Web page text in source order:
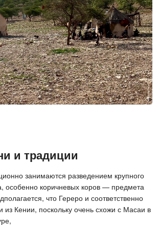
и традиции
занимаются разведением крупного
особенно коричневых коров — предмета
что Гереро и соответственно
из Кении, поскольку очень схожи с Масаи в